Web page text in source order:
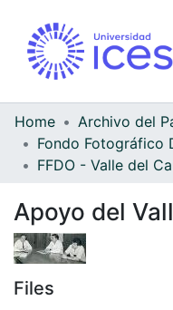
Home
Apoyo del
Files